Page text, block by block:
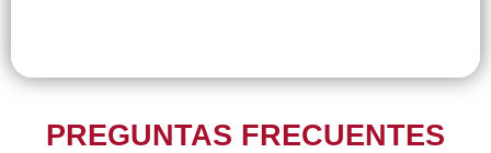
PREGUNTAS FRECUENTES